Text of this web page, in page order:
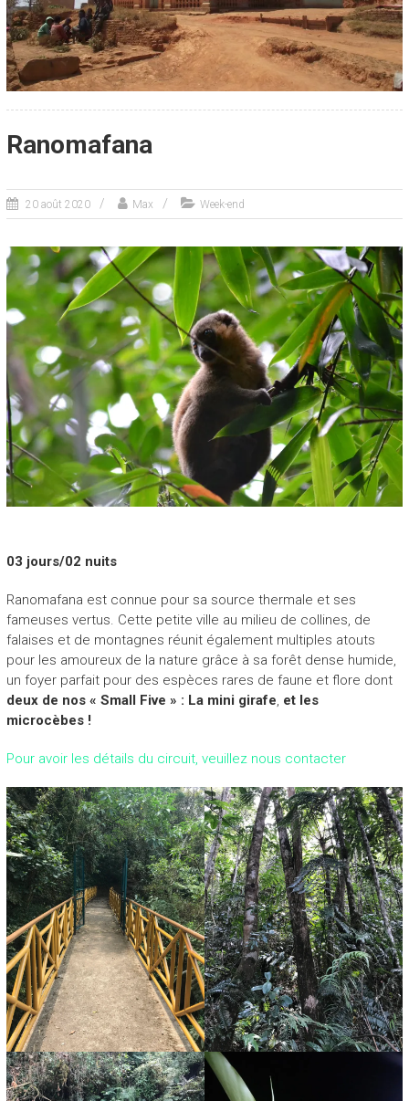
Ranomafana
20 août 2020 Max Week-end
03 jours/02 nuits
Ranomafana est connue pour sa source thermale et ses
fameuses vertus. Cette petite ville au milieu de collines, de
falaises et de montagnes réunit également multiples atouts
pour les amoureux de la nature grâce à sa forêt dense humide,
un foyer parfait pour des espèces rares de faune et flore dont
deux de nos « Small Five » : La mini girafe, et les
microcèbes !
Pour avoir les détails du circuit, veuillez nous contacter